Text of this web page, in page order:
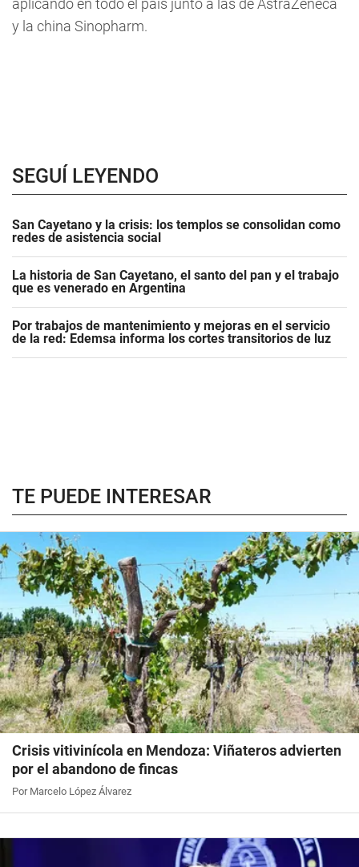
aplicando en todo el país junto a las de AstraZeneca
y la china Sinopharm.
SEGUÍ LEYENDO
San Cayetano y la crisis: los templos se consolidan como
redes de asistencia social
La historia de San Cayetano, el santo del pan y el trabajo
que es venerado en Argentina
Por trabajos de mantenimiento y mejoras en el servicio
de la red: Edemsa informa los cortes transitorios de luz
TE PUEDE INTERESAR
Crisis vitivinícola en Mendoza: Viñateros advierten
por el abandono de fincas
Por Marcelo López Álvarez